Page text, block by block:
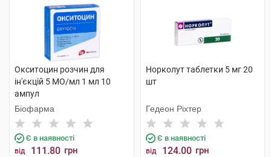
Окситоцин розчин для
ін'єкцій 5 МО/мл 1 мл 10
ампул
Біофарма
Є в наявності
від 111.80 грн
Норколут таблетки 5 мг 20
шт
Гедеон Ріхтер
Є в наявності
від 124.00 грн